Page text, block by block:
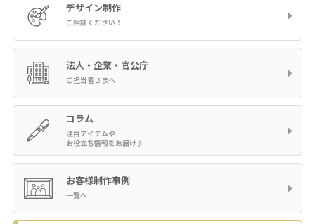
デザイン制作
ご相談ください！
法人・企業・官公庁
ご担当者さまへ
コラム
注目アイテムや
お役立ち情報をお届け♪
お客様制作事例
一覧へ